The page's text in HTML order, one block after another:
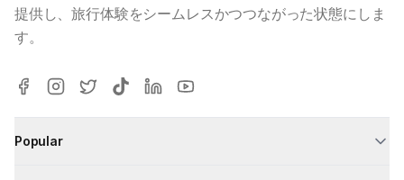
提供し、旅行体験をシームレスかつつながった状態にしま
す。
Popular